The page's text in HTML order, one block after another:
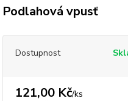
Podlahová vpusť
Dostupnost
121,00 Kč/ks